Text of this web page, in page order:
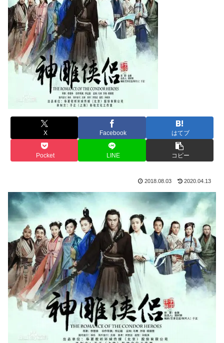
X Facebook はてブ
Pocket LINE コピー
2018.08.03 2020.04.13